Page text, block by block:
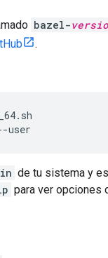
bazel-
.
user
de tu sistema y
para ver opciones